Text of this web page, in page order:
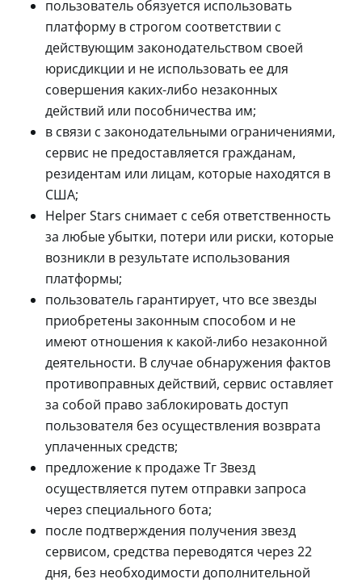
пользователь обязуется использовать
платформу в строгом соответствии с
действующим законодательством своей
юрисдикции и не использовать ее для
совершения каких-либо незаконных
действий или пособничества им;
в связи с законодательными ограничениями,
сервис не предоставляется гражданам,
резидентам или лицам, которые находятся в
США;
Helper Stars снимает с себя ответственность
за любые убытки, потери или риски, которые
возникли в результате использования
платформы;
пользователь гарантирует, что все звезды
приобретены законным способом и не
имеют отношения к какой-либо незаконной
деятельности. В случае обнаружения фактов
противоправных действий, сервис оставляет
за собой право заблокировать доступ
пользователя без осуществления возврата
уплаченных средств;
предложение к продаже Тг Звезд
осуществляется путем отправки запроса
через специального бота;
после подтверждения получения звезд
сервисом, средства переводятся через 22
дня, без необходимости дополнительной